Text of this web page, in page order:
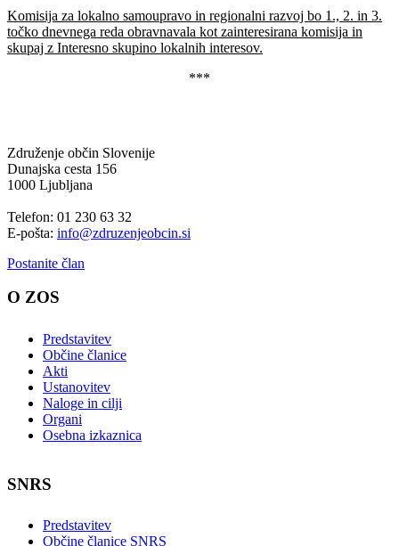
Komisija za lokalno samoupravo in regionalni razvoj bo 1., 2. in 3.
točko dnevnega reda obravnavala kot zainteresirana komisija in
skupaj z Interesno skupino lokalnih interesov.
***
Združenje občin Slovenije
Dunajska cesta 156
1000 Ljubljana
Telefon: 01 230 63 32
E-pošta: info@zdruzenjeobcin.si
Postanite član
O ZOS
Predstavitev
Občine članice
Akti
Ustanovitev
Naloge in cilji
Organi
Osebna izkaznica
SNRS
Predstavitev
Občine članice SNRS